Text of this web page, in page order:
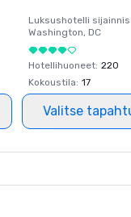
Luksushotelli
Washington, DC
Hotellihuoneet: 220
Kokoustila: 17
Valitse